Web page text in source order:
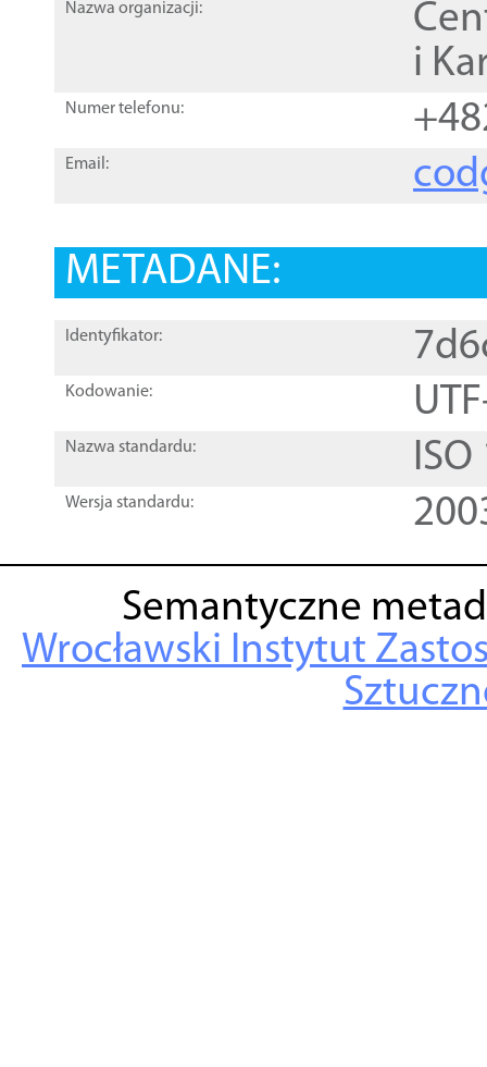
Nazwa organizacji:
i
Numer telefonu:
Email:
METADANE:
Identyfikator:
Kodowanie:
Nazwa standardu:
Wersja standardu:
Semantyczne
Wrocławski Instytut